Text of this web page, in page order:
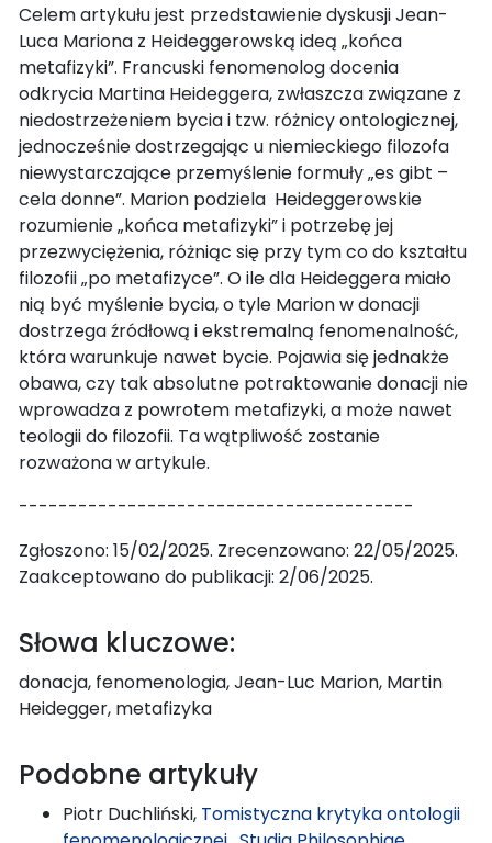
Celem artykułu jest przedstawienie dyskusji Jean-
Luca Mariona z Heideggerowską ideą „końca
metafizyki”. Francuski fenomenolog docenia
odkrycia Martina Heideggera, zwłaszcza związane z
niedostrzeżeniem bycia i tzw. różnicy ontologicznej,
jednocześnie dostrzegając u niemieckiego filozofa
niewystarczające przemyślenie formuły „es gibt –
cela donne”. Marion podziela Heideggerowskie
rozumienie „końca metafizyki” i potrzebę jej
przezwyciężenia, różniąc się przy tym co do kształtu
filozofii „po metafizyce”. O ile dla Heideggera miało
nią być myślenie bycia, o tyle Marion w donacji
dostrzega źródłową i ekstremalną fenomenalność,
która warunkuje nawet bycie. Pojawia się jednakże
obawa, czy tak absolutne potraktowanie donacji nie
wprowadza z powrotem metafizyki, a może nawet
teologii do filozofii. Ta wątpliwość zostanie
rozważona w artykule.
----------------------------------------
Zgłoszono: 15/02/2025. Zrecenzowano: 22/05/2025.
Zaakceptowano do publikacji: 2/06/2025.
Słowa kluczowe:
donacja, fenomenologia, Jean-Luc Marion, Martin
Heidegger, metafizyka
Podobne artykuły
Piotr Duchliński, Tomistyczna krytyka ontologii